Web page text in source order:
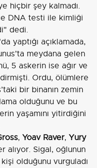
hiçbir şey kalmadı.
DNA testi ile kimliği
dedi.
yaptığı açıklamada,
meydana gelen
5 askerin ise ağır ve
Ordu, ölümlere
bir binanın zemin
olduğunu ve bu
yaşamını yitirdiğini
, Yoav Raver, Yury
alıyor. Sigal, oğlunun
olduğunu vurguladı